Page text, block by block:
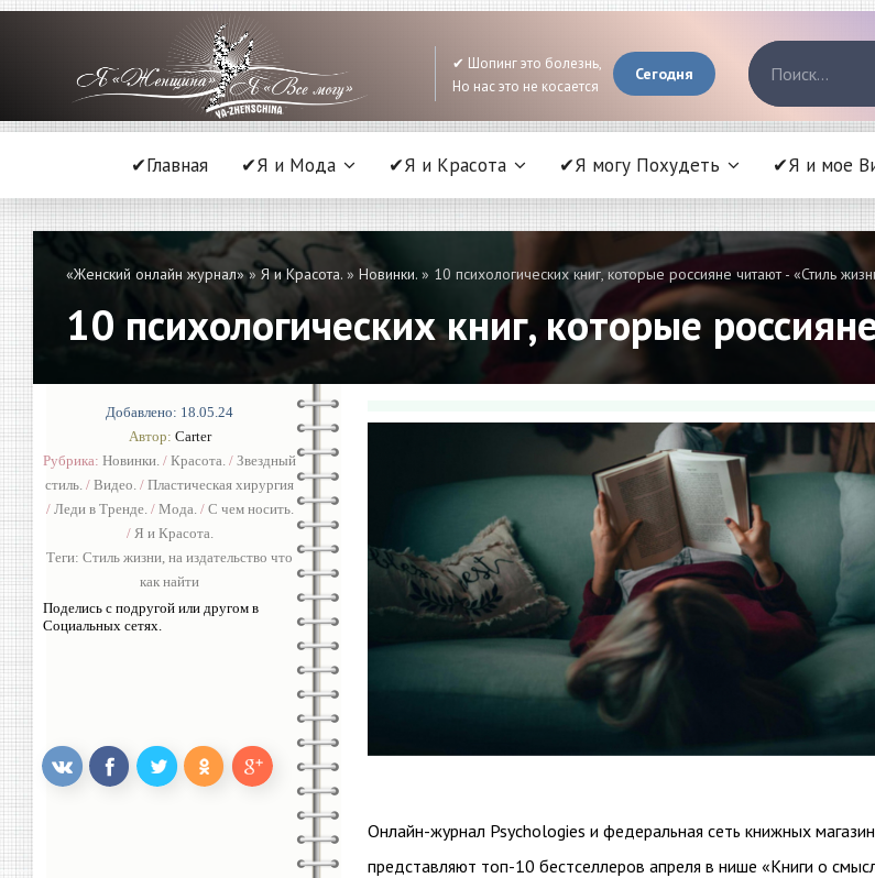
✔ Шопинг это болезнь,
Но нас это не косается
Сегодня
✔Главная ✔Я и Мода ✔Я и Красота ✔Я могу Похудеть ✔Я и мое
«Женский онлайн журнал»»Я и Красота. » Новинки. » 10 психологических книг, которые россияне читают - «Стиль
10 психологических книг, которые
Добавлено: 18.05.24
Автор: Carter
Рубрика: Новинки. / Красота. / Звездный
стиль. / Видео. / Пластическая хирургия
/ Леди в Тренде./ Мода./ С чем носить.
/ Я и Красота.
Теги: Стиль жизни, на издательство что
как найти
Поделись с подругой или другом в
Социальных сетях.
Онлайн-журнал Psychologies и федеральная сеть книжных
представляют топ-10 бестселлеров апреля в нише «Книги о